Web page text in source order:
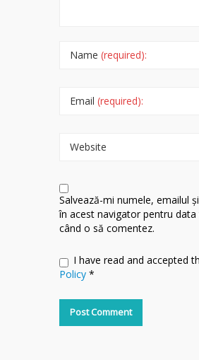
Name (required):
Email (required):
Website
Salvează-mi numele, emailul
în acest navigator pentru data
când o să comentez.
I have read and accepted
Policy *